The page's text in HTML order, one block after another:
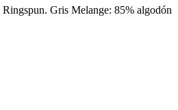
Gris Melange: 85% algodón